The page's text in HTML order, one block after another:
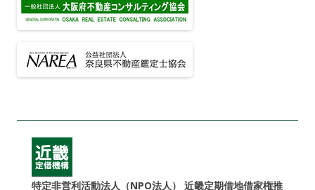
特定非営利活動法人（NPO法人） 近畿定期借地借家権推